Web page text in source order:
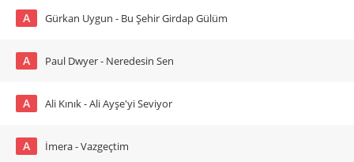
A Gürkan Uygun - Bu Şehir Girdap Gülüm
A Paul Dwyer - Neredesin Sen
A Ali Kınık - Ali Ayşe'yi Seviyor
A İmera - Vazgeçtim